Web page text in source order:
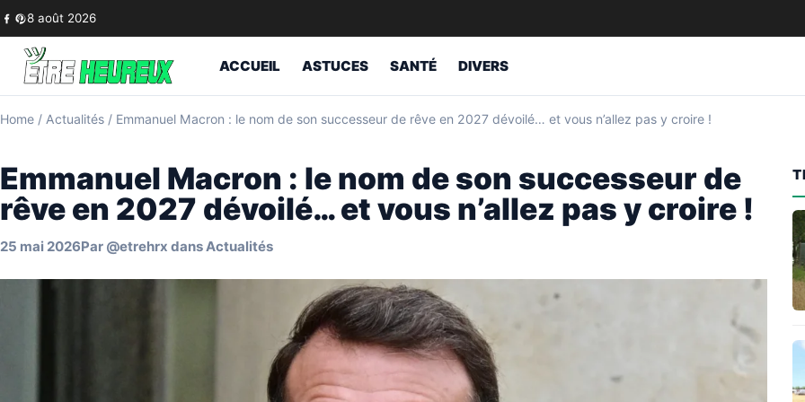
Skip to content
8 août 2026
ACCUEIL ASTUCES SANTÉ DIVERS
Home / Actualités / Emmanuel Macron : le nom de son successeur de rêve en 2027 dévoilé… et vous n’allez pas y croire !
Emmanuel Macron : le nom de son successeur de
rêve en 2027 dévoilé… et vous n’allez pas y croire !
25 mai 2026Par @etrehrx dansActualités